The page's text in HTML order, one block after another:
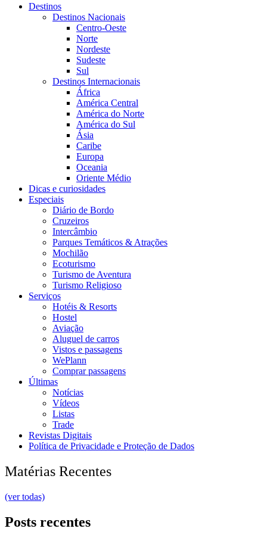
Destinos
Destinos Nacionais
Centro-Oeste
Norte
Nordeste
Sudeste
Sul
Destinos Internacionais
África
América Central
América do Norte
América do Sul
Ásia
Caribe
Europa
Oceania
Oriente Médio
Dicas e curiosidades
Especiais
Diário de Bordo
Cruzeiros
Intercâmbio
Parques Temáticos & Atrações
Mochilão
Ecoturismo
Turismo de Aventura
Turismo Religioso
Serviços
Hotéis & Resorts
Hostel
Aviação
Aluguel de carros
Vistos e passagens
WePlann
Comprar passagens
Últimas
Notícias
Vídeos
Listas
Trade
Revistas Digitais
Política de Privacidade e Proteção de Dados
Matérias Recentes
(ver todas)
Posts recentes